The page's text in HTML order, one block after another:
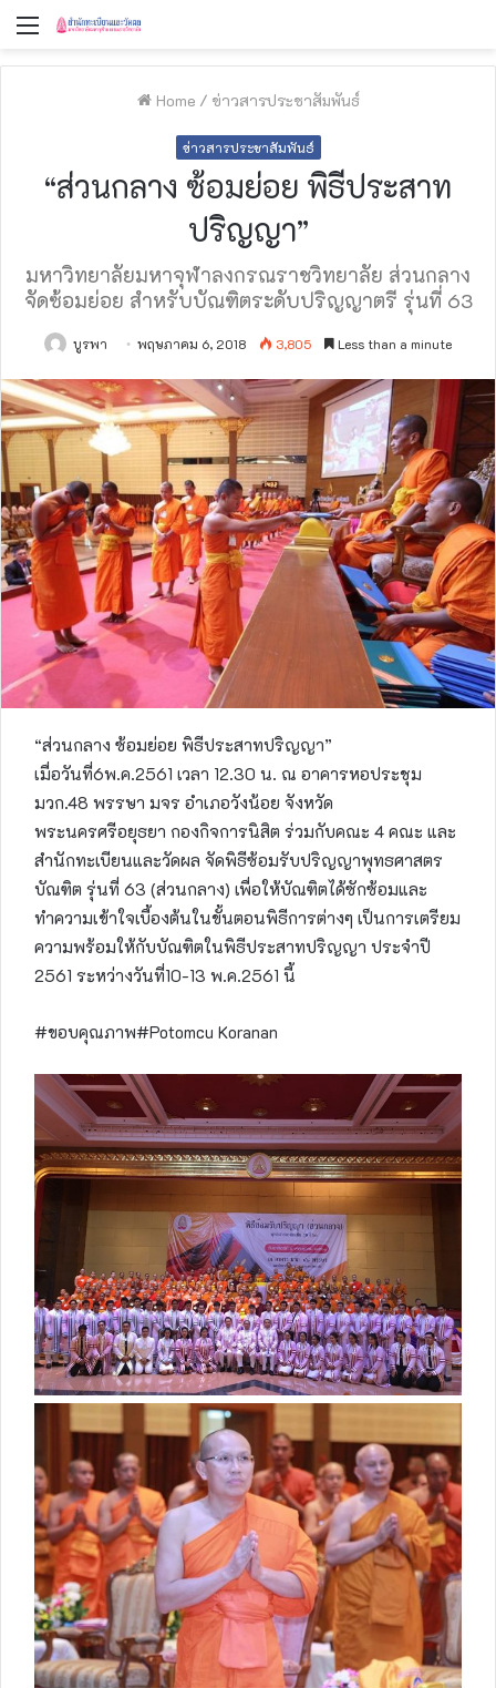
Menu
Home / ข่าวสารประชาสัมพันธ์
ข่าวสารประชาสัมพันธ์
“ส่วนกลาง ซ้อมย่อย พิธีประสาท
ปริญญา”
มหาวิทยาลัยมหาจุฬาลงกรณราชวิทยาลัย ส่วนกลาง
จัดซ้อมย่อย สำหรับบัณฑิตระดับปริญญาตรี รุ่นที่ 63
บูรพา พฤษภาคม 6, 2018 3,805 Less than a minute
“ส่วนกลาง ซ้อมย่อย พิธีประสาทปริญญา”
เมื่อวันที่6พ.ค.2561 เวลา 12.30 น. ณ อาคารหอประชุม
มวก.48 พรรษา มจร อำเภอวังน้อย จังหวัด
พระนครศรีอยุธยา กองกิจการนิสิต ร่วมกับคณะ 4 คณะ และ
สำนักทะเบียนและวัดผล จัดพิธีซ้อมรับปริญญาพุทธศาสตร
บัณฑิต รุ่นที่ 63 (ส่วนกลาง) เพื่อให้บัณฑิตได้ซักซ้อมและ
ทำความเข้าใจเบื้องต้นในขั้นตอนพิธีการต่างๆ เป็นการเตรียม
ความพร้อมให้กับบัณฑิตในพิธีประสาทปริญญา ประจำปี
2561 ระหว่างวันที่10-13 พ.ค.2561 นี้
#ขอบคุณภาพ#Potomcu Koranan